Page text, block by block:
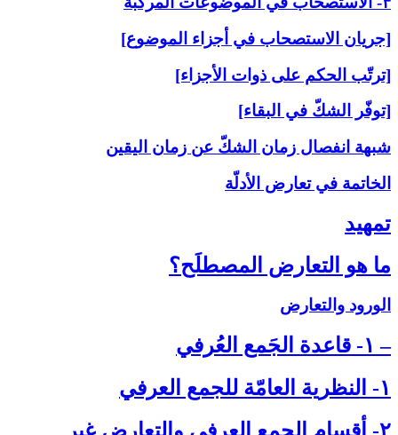
[جريان الاستصحاب في أجزاء الموضوع]
[ترتّب الحكم على ذوات الأجزاء]
[توفّر الشكّ في البقاء]
شبهة انفصال زمان الشكّ عن زمان اليقين
الخاتمة في تعارض الأدلّة
تمهيد
ما هو التعارض المصطلَح؟
الورود والتعارض
– ۱- قاعدة الجَمع العُرفي‏
۱- النظرية العامّة للجمع العرفي‏